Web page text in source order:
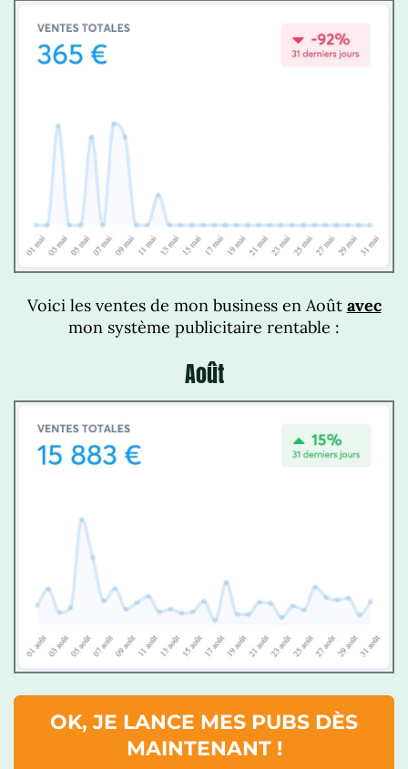
Voici les ventes de mon business en Août avec
mon système publicitaire rentable :
Août
OK, JE LANCE MES PUBS DÈS
MAINTENANT !